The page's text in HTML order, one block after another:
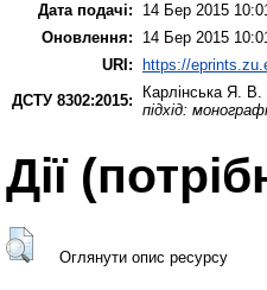
Дата подачі:
14 Бер 2015
Оновлення:
14 Бер 2015
URI:
https://
ДСТУ 8302:2015:
Карлінська Я. В.
підхід:
Дії
Оглянути опис ресурсу